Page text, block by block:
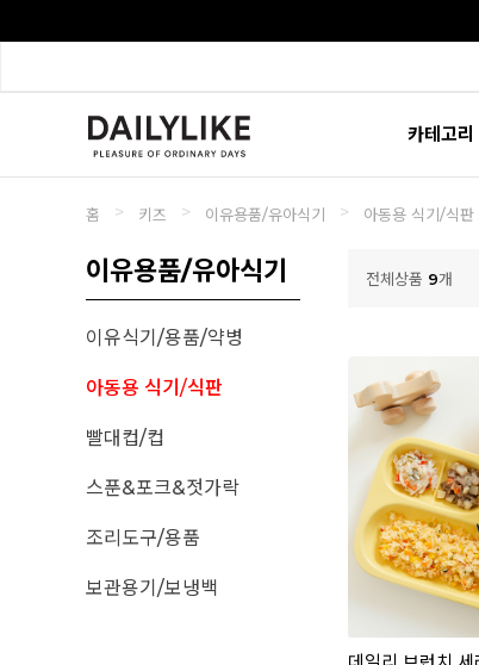
카테고리
홈 > 키즈 > 이유용품/유아식기 > 아동용 식기/식판
이유용품/유아식기
이유식기/용품/약병
아동용 식기/식판
빨대컵/컵
스푼&포크&젓가락
조리도구/용품
보관용기/보냉백
전체상품 9개